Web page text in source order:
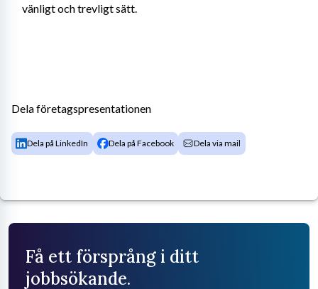
vänligt och trevligt sätt.
Dela företagspresentationen
Dela på LinkedIn Dela på Facebook Dela via mail
Få ett försprång i ditt
jobbsökande.